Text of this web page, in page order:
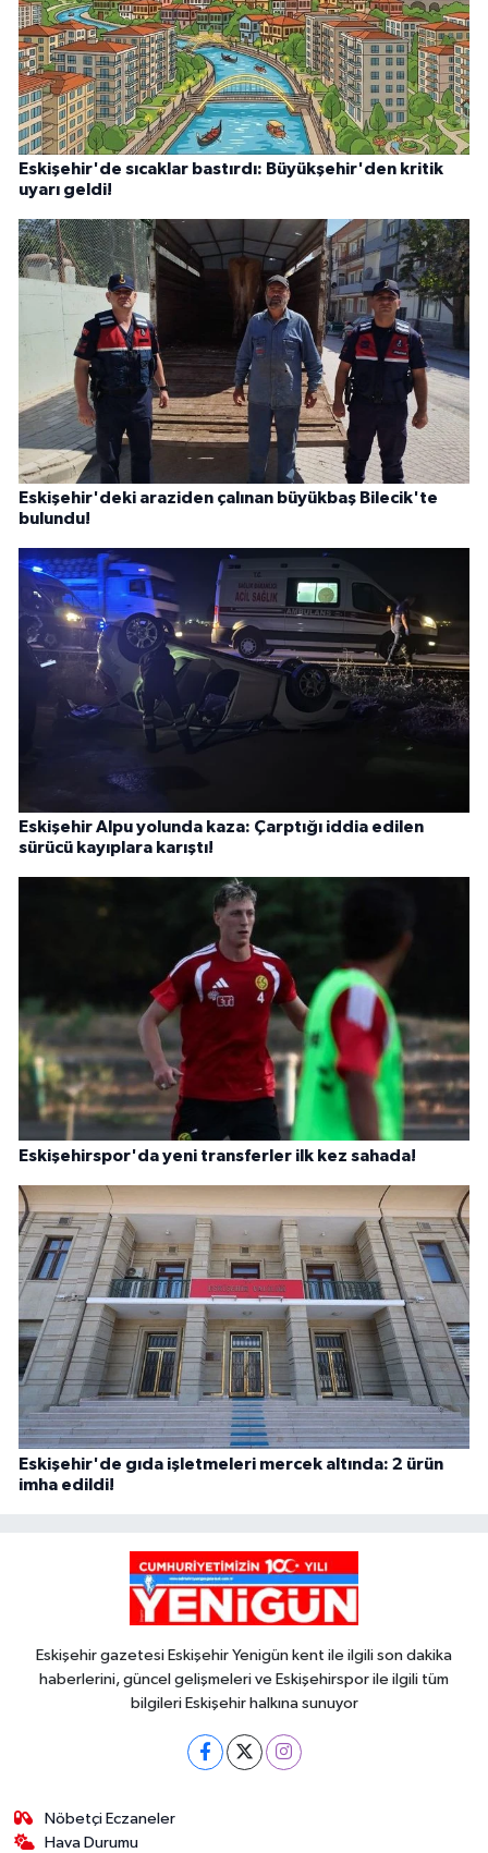
Eskişehir'de sıcaklar bastırdı: Büyükşehir'den kritik
uyarı geldi!
Eskişehir'deki araziden çalınan büyükbaş Bilecik'te
bulundu!
Eskişehir Alpu yolunda kaza: Çarptığı iddia edilen
sürücü kayıplara karıştı!
Eskişehirspor'da yeni transferler ilk kez sahada!
Eskişehir'de gıda işletmeleri mercek altında: 2 ürün
imha edildi!
Eskişehir gazetesi Eskişehir Yenigün kent ile ilgili son dakika
haberlerini, güncel gelişmeleri ve Eskişehirspor ile ilgili tüm
bilgileri Eskişehir halkına sunuyor
Nöbetçi Eczaneler
Hava Durumu